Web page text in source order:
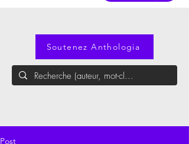
Soutenez Anthologia
Post